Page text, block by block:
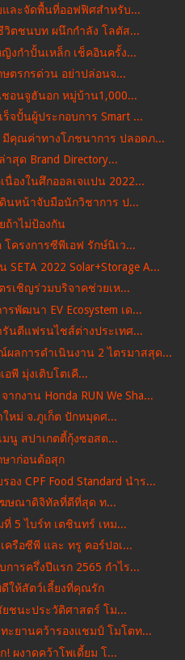
และจัดพื้นที่ออฟฟิศสำหรับ...
ชนบท ผนึกกำลัง โลตัส...
งกำปั้นเหล็ก เช็คอินครั้ง...
ษตรกรด่วน อย่าปล่อนจ...
อนจูฮันอก หมู่บ้าน1,000...
จปั้นผู้ประกอบการ Smart ...
คุณค่าทางโภชนาการ ปลอดภ...
าสุด Brand Directory...
องในศึกออลเจแปน 2022...
นหน้าจับมือนักวิชาการ ป...
ถ้าไม่ป้องกัน
ครงการซีพีเอฟ รักษ์นิเว...
2022 Solar+Storage A...
เชิญร่วมบริจาคช่วยเห...
พัฒนา EV Ecosystem เด...
รันตีแฟรนไชส์ต่างประเทศ...
ผลการดำเนินงาน 2 ไตรมาสสุด...
พี มุ่งเติบโตเคี...
กงาน Honda RUN We Sha...
หม่ จ.ภูเก็ต ปักหมุดศ...
มนู สปาเกตตี้กุ้งซอสต...
ษาก่อนต้อสุก
ง CPF Food Standard นำร...
ฆษณาดิจิทัลที่ดีที่สุด ท...
5 ไบร์ท เตชินทร์ เหม...
รือซีพี และ ทรู คอร์ปอเ...
การครึ่งปีแรก 2565 กำไร...
ให้สัตว์เลี้ยงที่คุณรัก
ชนะประวัติศาสตร์ โม...
ะยานคว้ารองแชมป์ โมโตท...
ผงาดคว้าโพเดี้ยม โ...